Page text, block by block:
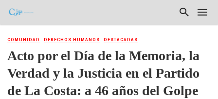
COMUNIDAD DERECHOS HUMANOS DESTACADAS
Acto por el Día de la Memoria, la
Verdad y la Justicia en el Partido
de La Costa: a 46 años del Golpe